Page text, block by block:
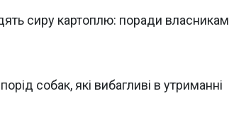
сиру картоплю: поради власникам
собак, які вибагливі в утриманні